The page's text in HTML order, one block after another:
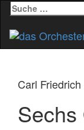
Suche
nach:
Carl
Sechs